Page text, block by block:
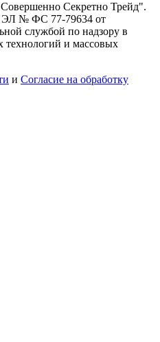
Секретно Трейд".
ЭЛ № ФС 77-79634 от
службой по надзору в
технологий и массовых
и Согласие на обработку